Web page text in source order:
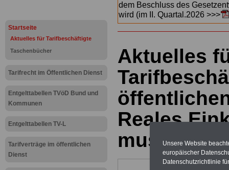
Startseite
Aktuelles für Tarifbeschäftigte
Taschenbücher
Tarifrecht im Öffentlichen Dienst
Entgelttabellen TVöD Bund und
Kommunen
Entgelttabellen TV-L
Tarifverträge im öffentlichen
Dienst
dem Beschluss des
wird (im II. Quartal.2026 >>>
Aktuelles
Reales
muss her;
Neu aufgelegt: Oktober
Unsere Website
europäischer
Datenschutzrichtlinie